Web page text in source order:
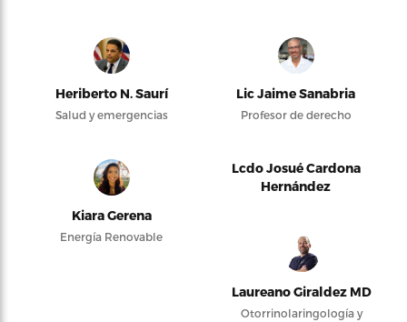
Heriberto N. Saurí
Salud y emergencias
Lic Jaime Sanabria
Profesor de derecho
Kiara Gerena
Energía Renovable
Lcdo Josué Cardona
Hernández
Laureano Giraldez MD
Otorrinolaringología y